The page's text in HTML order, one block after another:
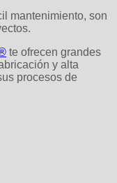
mantenimiento, son
te ofrecen grandes
y alta
procesos de